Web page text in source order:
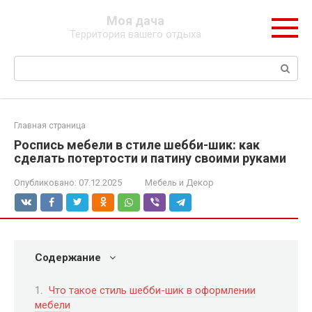
Моя дача
Территория вашего отдыха
Поиск:
Главная страница
Роспись мебели в стиле шебби-шик: как
сделать потертости и патину своими руками
Опубликовано: 07.12.2025 Мебель и Декор
Содержание
Что такое стиль шебби-шик в оформлении
мебели